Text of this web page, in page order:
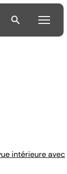
intérieure avec